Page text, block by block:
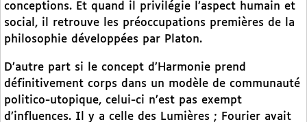
conceptions. Et quand il privilégie l’aspect humain et
social, il retrouve les préoccupations premières de la
philosophie développées par Platon.
D’autre part si le concept d’Harmonie prend
définitivement corps dans un modèle de communauté
politico-utopique, celui-ci n’est pas exempt
d’influences. Il y a celle des Lumières ; Fourier avait